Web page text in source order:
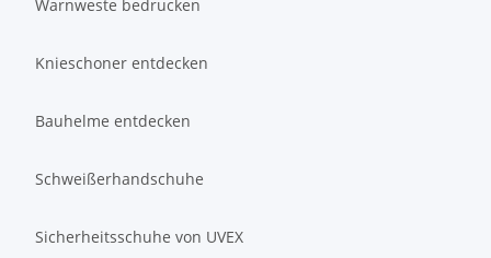
Warnweste bedrucken
Knieschoner entdecken
Bauhelme entdecken
Schweißerhandschuhe
Sicherheitsschuhe von UVEX